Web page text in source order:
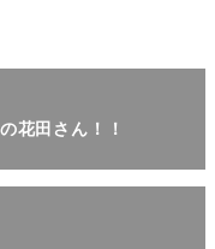
花田さん！！